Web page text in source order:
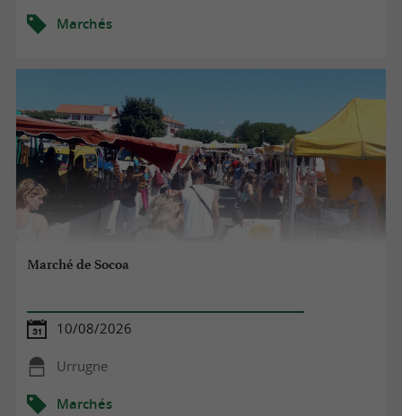
Marchés
Marché de Socoa
10/08/2026
Urrugne
Marchés